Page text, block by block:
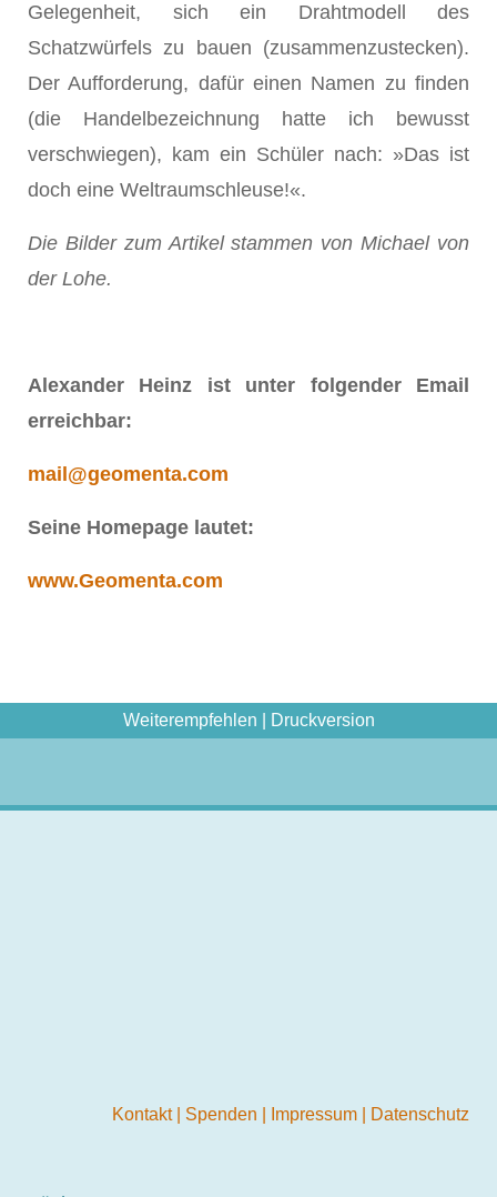
Gelegenheit, sich ein Drahtmodell des
Schatzwürfels zu bauen (zusammenzustecken).
Der Aufforderung, dafür einen Namen zu finden
(die Handelbezeichnung hatte ich bewusst
verschwiegen), kam ein Schüler nach: »Das ist
doch eine Weltraumschleuse!«.
Die Bilder zum Artikel stammen von Michael von
der Lohe.
Alexander Heinz ist unter folgender Email
erreichbar:
mail@geomenta.com
Seine Homepage lautet:
www.Geomenta.com
Weiterempfehlen Druckversion
Kontakt Spenden Impressum Datenschutz